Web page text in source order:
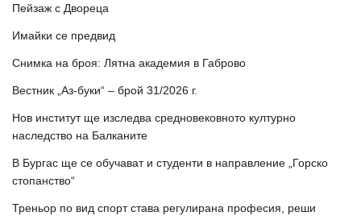
Пейзаж с Двореца
Имайки се предвид
Снимка на броя: Лятна академия в Габрово
Вестник „Аз-буки“ – брой 31/2026 г.
Нов институт ще изследва средновековното културно
наследство на Балканите
В Бургас ще се обучават и студенти в направление „Горско
стопанство“
Треньор по вид спорт става регулирана професия, реши